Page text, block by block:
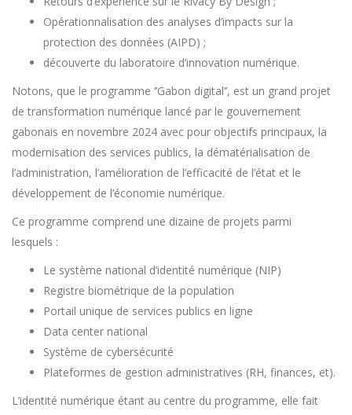
Opérationnalisation des analyses d’impacts sur la
protection des données (AIPD) ;
découverte du laboratoire d’innovation numérique.
Notons, que le programme ‘’Gabon digital’’, est un grand projet
de transformation numérique lancé par le gouvernement
gabonais en novembre 2024 avec pour objectifs principaux, la
modernisation des services publics, la dématérialisation de
l’administration, l’amélioration de l’efficacité de l’état et le
développement de l’économie numérique.
Ce programme comprend une dizaine de projets parmi
lesquels :
Le système national d’identité numérique (NIP)
Registre biométrique de la population
Portail unique de services publics en ligne
Data center national
Système de cybersécurité
Plateformes de gestion administratives (RH, finances, et).
L’identité numérique étant au centre du programme, elle fait